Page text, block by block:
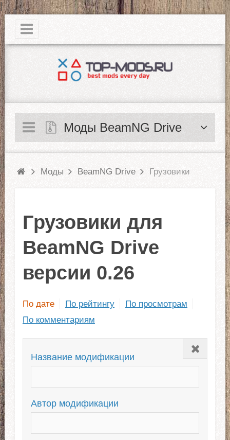
|
Моды BeamNG Drive
Моды BeamNG Drive Грузовики
Грузовики для
BeamNG Drive
версии 0.26
По дате По рейтингу
По просмотрам
По комментариям
Закрыть
Название модификации
Автор модификации